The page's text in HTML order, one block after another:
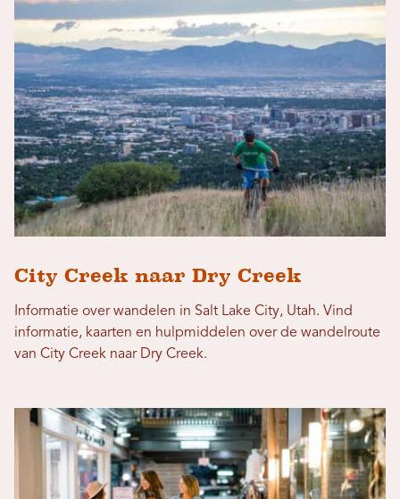
City Creek naar Dry Creek
Informatie over wandelen in Salt Lake City, Utah. Vind
informatie, kaarten en hulpmiddelen over de wandelroute
van City Creek naar Dry Creek.